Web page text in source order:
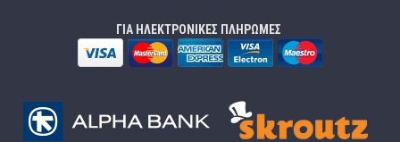
ΓΙΑ ΗΛΕΚΤΡΟΝΙΚΕΣ ΠΛΗΡΩΜΕΣ